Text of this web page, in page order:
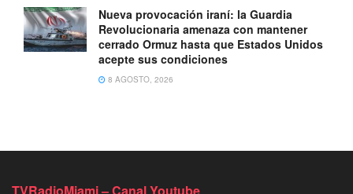
Nueva provocación iraní: la Guardia
Revolucionaria amenaza con mantener
cerrado Ormuz hasta que Estados Unidos
acepte sus condiciones
8 AGOSTO, 2026
TVRadioMiami – Canal Youtube